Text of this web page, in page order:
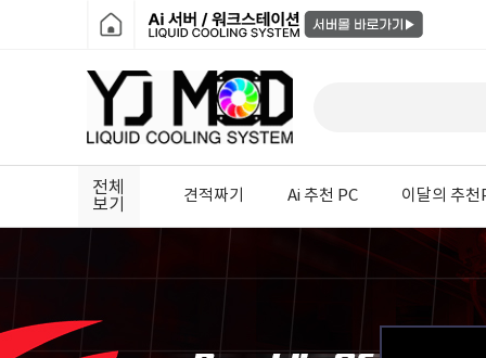
전체
보기
견적짜기 Ai 추천 PC 이달의 추천